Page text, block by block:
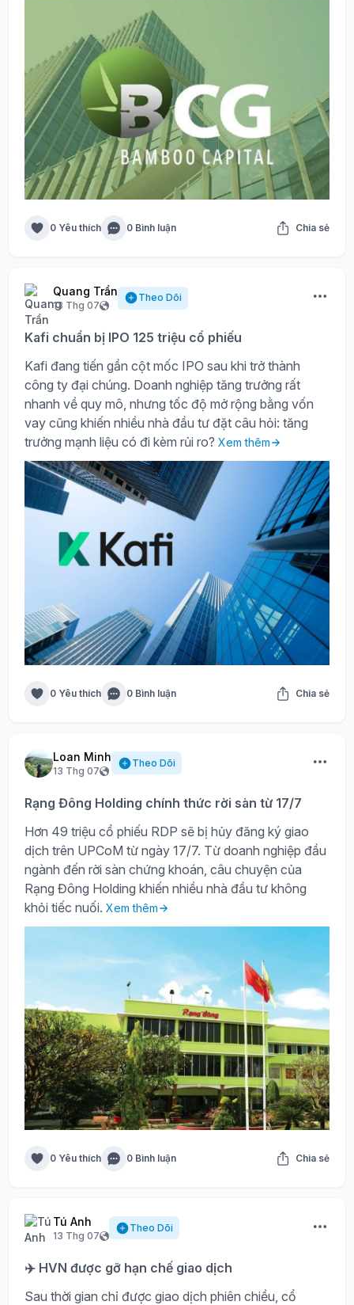
0 Yêu thích 0 Bình luận Chia sẻ
Quang Trần
13 Thg 07
Theo Dõi
Kafi chuẩn bị IPO 125 triệu cổ phiếu
Kafi đang tiến gần cột mốc IPO sau khi trở thành
công ty đại chúng. Doanh nghiệp tăng trưởng rất
nhanh về quy mô, nhưng tốc độ mở rộng bằng vốn
vay cũng khiến nhiều nhà đầu tư đặt câu hỏi: tăng
trưởng mạnh liệu có đi kèm rủi ro? Xem thêm
0 Yêu thích 0 Bình luận Chia sẻ
Loan Minh
13 Thg 07
Theo Dõi
Rạng Đông Holding chính thức rời sàn từ 17/7
Hơn 49 triệu cổ phiếu RDP sẽ bị hủy đăng ký giao
dịch trên UPCoM từ ngày 17/7. Từ doanh nghiệp đầu
ngành đến rời sàn chứng khoán, câu chuyện của
Rạng Đông Holding khiến nhiều nhà đầu tư không
khỏi tiếc nuối. Xem thêm
0 Yêu thích 0 Bình luận Chia sẻ
Tú Anh
13 Thg 07
Theo Dõi
✈️ HVN được gỡ hạn chế giao dịch
Sau thời gian chỉ được giao dịch phiên chiều, cổ